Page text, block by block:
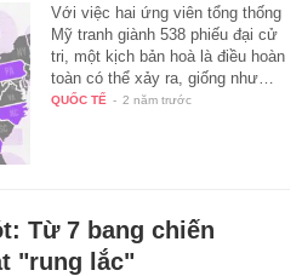
Với việc hai ứng viên tổng thống
Mỹ tranh giành 538 phiếu đại cử
tri, một kịch bản hoà là điều hoàn
toàn có thể xảy ra, giống như…
QUỐC TẾ - 2 năm trước
Từ 7 bang chiến
"rung lắc"